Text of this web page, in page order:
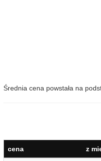
Średnia cena powstała na
cena z